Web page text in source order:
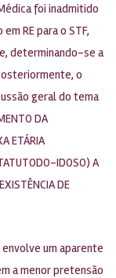
foi inadmitido
RE para o STF,
determinando-se a
o
geral do tema
DA
ETÁRIA
IDOSO) A
DE
um aparente
a menor pretensão